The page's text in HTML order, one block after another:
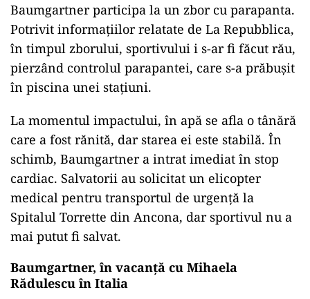
Baumgartner participa la un zbor cu parapanta.
Potrivit informațiilor relatate de La Repubblica,
în timpul zborului, sportivului i s-ar fi făcut rău,
pierzând controlul parapantei, care s-a prăbușit
în piscina unei stațiuni.
La momentul impactului, în apă se afla o tânără
care a fost rănită, dar starea ei este stabilă. În
schimb, Baumgartner a intrat imediat în stop
cardiac. Salvatorii au solicitat un elicopter
medical pentru transportul de urgență la
Spitalul Torrette din Ancona, dar sportivul nu a
mai putut fi salvat.
Baumgartner, în vacanță cu Mihaela
Rădulescu în Italia